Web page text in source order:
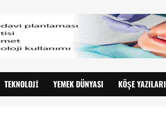
TEKNOLOJI YEMEK DÜNYASI KÖŞE YAZILARI